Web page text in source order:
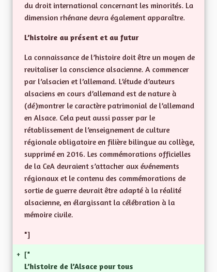
du droit international concernant les minorités. La
dimension rhénane devra également apparaître.
L’histoire au présent et au futur
La connaissance de l’histoire doit être un moyen de
revitaliser la conscience alsacienne. A commencer
par l’alsacien et l’allemand. L’étude d’auteurs
alsaciens en cours d’allemand est de nature à
(dé)montrer le caractère patrimonial de l’allemand
en Alsace. Cela peut aussi passer par le
rétablissement de l’enseignement de culture
régionale obligatoire en filière bilingue au collège,
supprimé en 2016. Les commémorations officielles
de la CeA devraient s’attacher aux événements
régionaux et le contenu des commémorations de
sortie de guerre devrait être adapté à la réalité
alsacienne, en élargissant la célébration à la
mémoire civile.
"]
+ ["
L’histoire de l’Alsace pour tous